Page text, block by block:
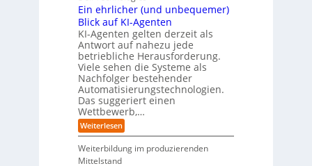
s
t
e
l
l
e
r
n
t
e
i
n
d
e
r
I
n
d
u
s
t
r
i
e
e
s
i
k
o
,
w
a
c
h
s
e
n
d
e
R
a
n
I
n
d
u
s
t
r
i
e
r
o
b
o
t
r
D
-
Z
w
i
l
l
i
n
g
f
ü
r
T
a
t
Ein ehrlicher (und unbequemer)
Blick auf KI-Agenten
KI-Agenten gelten derzeit als
Antwort auf nahezu jede
betriebliche Herausforderung.
Viele sehen die Systeme als
Nachfolger bestehender
Automatisierungstechnologien.
Das suggeriert einen
Wettbewerb,…
Weiterlesen:
E
n
e
Weiterbildung im produzierenden
Mittelstand